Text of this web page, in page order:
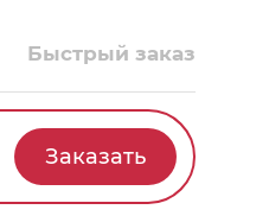
Быстрый заказ